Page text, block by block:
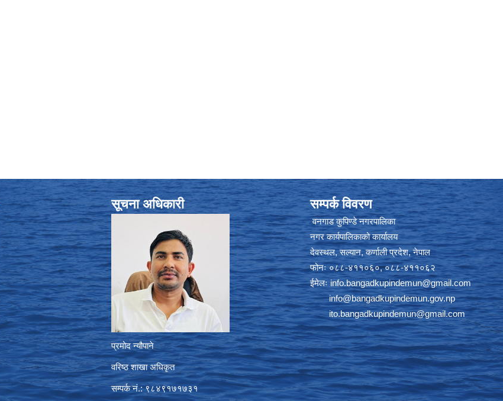
सूचना अधिकारी
प्रमोद न्यौपाने
वरिष्ठ शाखा अधिकृत
सम्पर्क नं.: ९८४९१७१७३१
सम्पर्क विवरण
वनगाड कुपिण्डे नगरपालिका
नगर कार्यपालिकाको कार्यालय
देवस्थल, सल्यान, कर्णाली प्रदेश, नेपाल
फोनः ०८८-४११०६०, ०८८-४११०६२
ईमेलःinfo.bangadkupindemun@gmail.com
info@bangadkupindemun.gov.np
ito.bangadkupindemun@gmail.com